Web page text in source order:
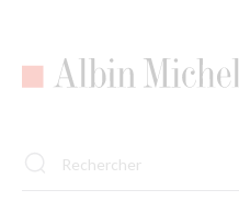
principal